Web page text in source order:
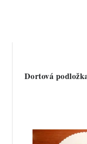
Dortová